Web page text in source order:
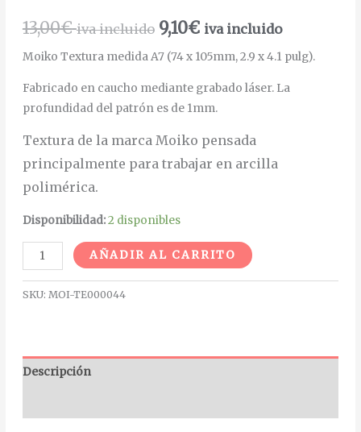
13,00€ iva incluido 9,10€ iva incluido
Moiko Textura medida A7 (74 x 105mm, 2.9 x 4.1 pulg).
Fabricado en caucho mediante grabado láser. La
profundidad del patrón es de 1mm.
Textura de la marca Moiko pensada
principalmente para trabajar en arcilla
polimérica.
Disponibilidad:2 disponibles
AÑADIR AL CARRITO
SKU: MOI-TE000044
Descripción